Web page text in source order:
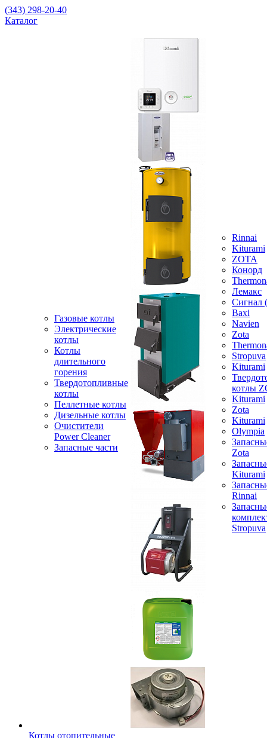
(343) 298-20-40
Каталог
Газовые котлы
Электрические
котлы
Котлы
длительного
горения
Твердотопливные
котлы
Пеллетные котлы
Дизельные котлы
Очистители
Power Cleaner
Запасные части
Rinnai
Kiturami
ZOTA
Конорд
Лемакс
Baxi
Navien
Zota
Stropuva
Kiturami
котлы
Kiturami
Zota
Kiturami
Olympia
Zota
Kiturami
Rinnai
Stropuva
Котлы отопительные